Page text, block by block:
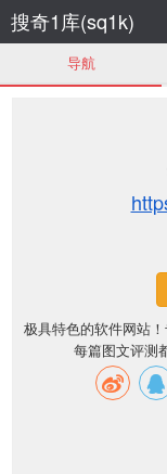
搜奇1库(sq1k)
导航
极具特色的软件网站
每篇图文评测